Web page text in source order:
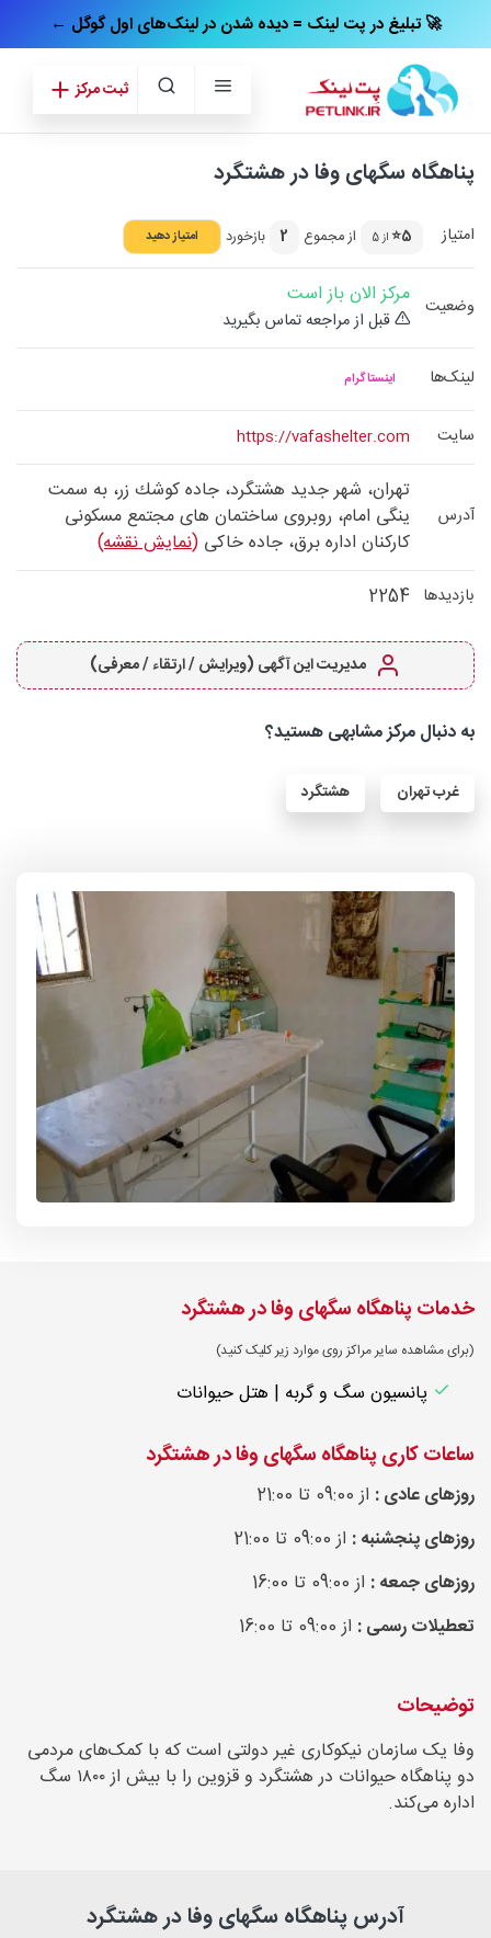
← تبلیغ در پت‌ لینک = دیده شدن در لینک‌های اول گوگل 🚀
ثبت مرکز
پناهگاه سگهای وفا در هشتگرد
امتیاز 5⭐ از 5 از مجموع 2 بازخورد امتیاز دهید
وضعیت مرکز الان باز است
قبل از مراجعه تماس بگیرید
لینک‌ها اینستاگرام
سایت https://vafashelter.com
آدرس
تهران، شهر جديد هشتگرد، جاده كوشك زر، به سمت
ینگی امام، روبروی ساختمان های مجتمع مسكونی
كاركنان اداره برق، جاده خاكی (نمایش نقشه)
بازدیدها 2254
مدیریت این آگهی (ویرایش / ارتقاء / معرفی)
به دنبال مرکز مشابهی هستید؟
غرب تهران هشتگرد
خدمات پناهگاه سگهای وفا در هشتگرد
(برای مشاهده سایر مراکز روی موارد زیر کلیک کنید)
پانسیون سگ و گربه | هتل حیوانات
ساعات کاری پناهگاه سگهای وفا در هشتگرد
روزهای عادی : از 09:00 تا 21:00
روزهای پنجشنبه : از 09:00 تا 21:00
روزهای جمعه : از 09:00 تا 16:00
تعطیلات رسمی : از 09:00 تا 16:00
توضیحات
وفا یک سازمان نیکوکاری غیر دولتی ‌است که با کمک‌های مردمی
دو پناهگاه حیوانات در هشتگرد و قزوین را با بیش از ۱۸۰۰ سگ
اداره می‌کند.
آدرس پناهگاه سگهای وفا در هشتگرد